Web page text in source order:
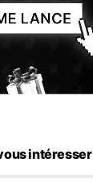
intéresser